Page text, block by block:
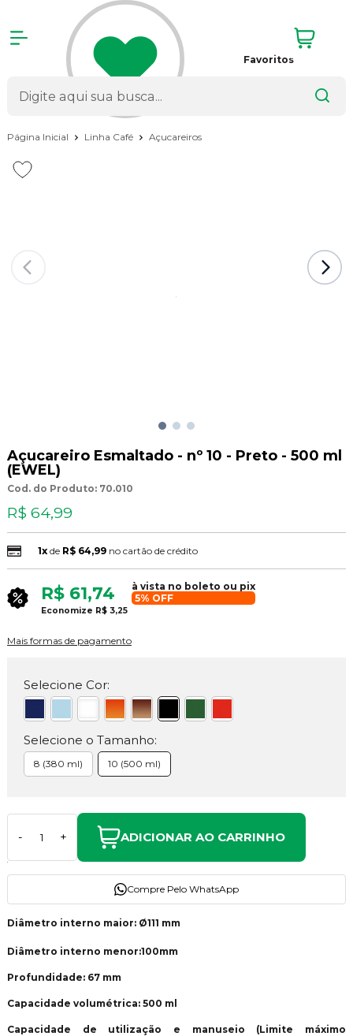
Favoritos
Página Inicial Linha Café Açucareiros
Açucareiro Esmaltado - nº 10 - Preto - 500 ml
(EWEL)
Cod. do Produto: 70.010
R$ 64,99
1xde R$ 64,99 no cartão de crédito
R$ 61,74
à vista no boleto ou pix
5% OFF
Economize R$ 3,25
Mais formas de pagamento
Selecione Cor:
Selecione o Tamanho:
8 (380 ml) 10 (500 ml)
- + ADICIONAR AO CARRINHO
Compre Pelo WhatsApp
Diâmetro interno maior: Ø111 mm
Diâmetro interno menor:100mm
Profundidade: 67 mm
Capacidade volumétrica: 500 ml
Capacidade de utilização e manuseio (Limite máximo